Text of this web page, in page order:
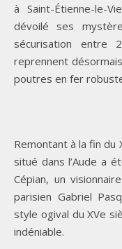
à Saint-Étienne-le-
dévoilé ses
sécurisation entre
reprennent
poutres en fer
Remontant à la fin du
situé dans l’Aude a
Cépian, un
parisien Gabriel
style ogival du XVe
indéniable.